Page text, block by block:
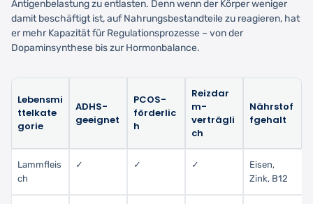
Antigenbelastung zu entlasten. Denn wenn der Körper weniger
damit beschäftigt ist, auf Nahrungsbestandteile zu reagieren, hat
er mehr Kapazität für Regulationsprozesse – von der
Dopaminsynthese bis zur Hormonbalance.
Lebensmi
ttelkate
gorie
ADHS-
geeignet
PCOS-
förderlic
h
Reizdar
m-
verträgli
ch
Nährstof
fgehalt
Lammfleis
ch
✓ ✓ ✓
Eisen,
Zink, B12